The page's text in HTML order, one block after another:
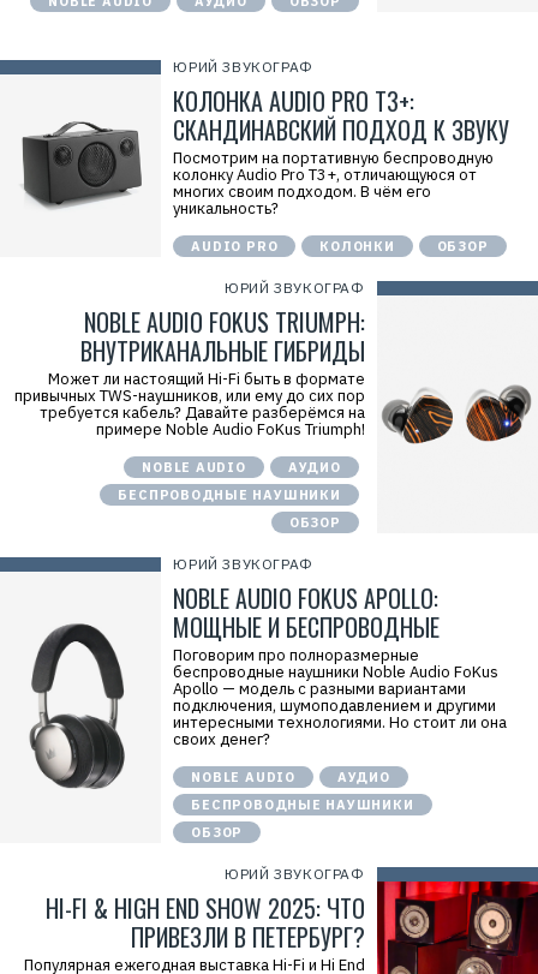
ЮРИЙ ЗВУКОГРАФ
КОЛОНКА AUDIO PRO T3+:
СКАНДИНАВСКИЙ ПОДХОД К ЗВУКУ
Посмотрим на портативную беспроводную
колонку Audio Pro T3+, отличающуюся от
многих своим подходом. В чём его
уникальность?
AUDIO PRO КОЛОНКИ ОБЗОР
ЮРИЙ ЗВУКОГРАФ
NOBLE AUDIO FOKUS TRIUMPH:
ВНУТРИКАНАЛЬНЫЕ ГИБРИДЫ
Может ли настоящий Hi-Fi быть в формате
привычных TWS-наушников, или ему до сих пор
требуется кабель? Давайте разберёмся на
примере Noble Audio FoKus Triumph!
NOBLE AUDIO
АУДИО
БЕСПРОВОДНЫЕ НАУШНИКИ
ОБЗОР
ЮРИЙ ЗВУКОГРАФ
NOBLE AUDIO FOKUS APOLLO:
МОЩНЫЕ И БЕСПРОВОДНЫЕ
Поговорим про полноразмерные
беспроводные наушники Noble Audio FoKus
Apollo — модель с разными вариантами
подключения, шумоподавлением и другими
интересными технологиями. Но стоит ли она
своих денег?
NOBLE AUDIO
АУДИО
БЕСПРОВОДНЫЕ НАУШНИКИ
ОБЗОР
ЮРИЙ ЗВУКОГРАФ
HI-FI & HIGH END SHOW 2025: ЧТО
ПРИВЕЗЛИ В ПЕТЕРБУРГ?
Популярная ежегодная выставка Hi-Fi и Hi End